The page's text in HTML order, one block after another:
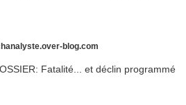
blog.com